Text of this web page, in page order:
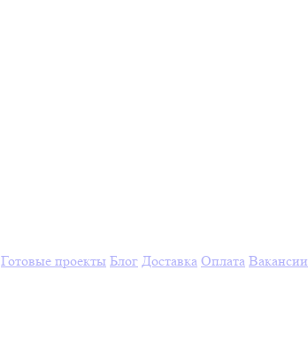
Готовые проекты Блог Доставка Оплата Вакансии